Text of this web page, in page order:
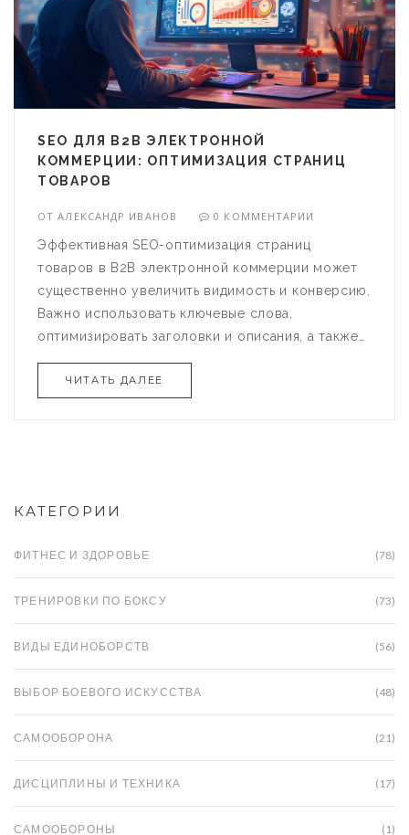
SEO ДЛЯ B2B ЭЛЕКТРОННОЙ
КОММЕРЦИИ: ОПТИМИЗАЦИЯ СТРАНИЦ
ТОВАРОВ
ОТАЛЕКСАНДР ИВАНОВ 0 КОММЕНТАРИИ
Эффективная SEO-оптимизация страниц
товаров в B2B электронной коммерции может
существенно увеличить видимость и конверсию.
Важно использовать ключевые слова,
оптимизировать заголовки и описания, а также
Образцовый пользовательский опыт и
ЧИТАТЬ ДАЛЕЕ
КАТЕГОРИИ
ФИТНЕС И ЗДОРОВЬЕ (78)
ТРЕНИРОВКИ ПО БОКСУ (73)
ВИДЫ ЕДИНОБОРСТВ (56)
ВЫБОР БОЕВОГО ИСКУССТВА (48)
САМООБОРОНА (21)
ДИСЦИПЛИНЫ И ТЕХНИКА (17)
САМООБОРОНЫ (1)